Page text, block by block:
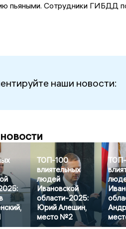
пьяными. Сотрудники ГИБДД
наши новости:
ТОП-100
влиятельных
людей
Ивановской
области-2025:
Юрий Алешин,
место №2